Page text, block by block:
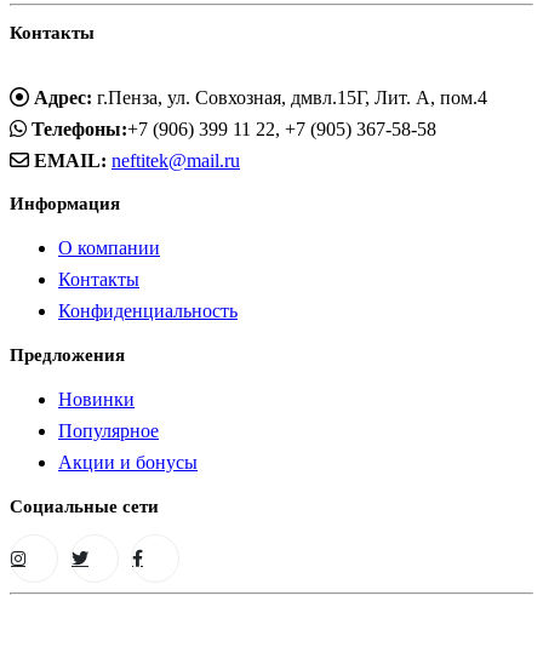
Контакты
Адрес: г.Пенза, ул. Совхозная, дмвл.15Г, Лит. А, пом.4
Телефоны:+7 (906) 399 11 22, +7 (905) 367-58-58
EMAIL: neftitek@mail.ru
Информация
О компании
Контакты
Конфиденциальность
Предложения
Новинки
Популярное
Акции и бонусы
Социальные сети